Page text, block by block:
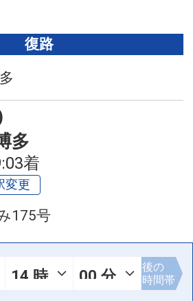
復路
多
着
変更
175号
後の
時間帯